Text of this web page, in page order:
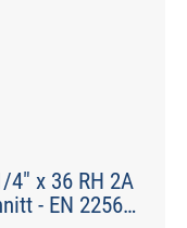
4" x 36 RH 2A
- EN 22568